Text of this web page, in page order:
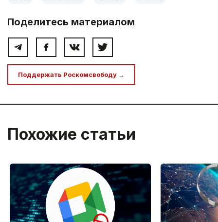
Поделитесь материалом
Поддержать Роскомсвободу →
Похожие статьи